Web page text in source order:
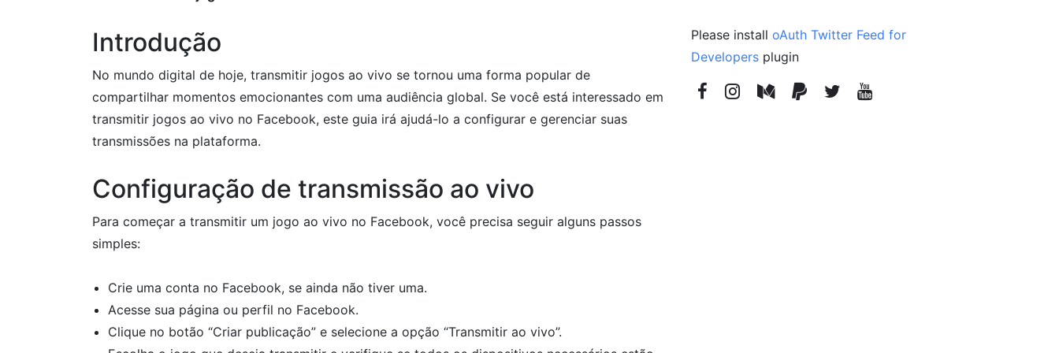
Introdução
No mundo digital de hoje, transmitir jogos ao vivo se tornou uma forma popular de
compartilhar momentos emocionantes com uma audiência global. Se você está interessado em
transmitir jogos ao vivo no Facebook, este guia irá ajudá-lo a configurar e gerenciar suas
transmissões na plataforma.
Configuração de transmissão ao vivo
Para começar a transmitir um jogo ao vivo no Facebook, você precisa seguir alguns passos
simples:
Crie uma conta no Facebook, se ainda não tiver uma.
Acesse sua página ou perfil no Facebook.
Clique no botão “Criar publicação” e selecione a opção “Transmitir ao vivo”.
Please install oAuth Twitter Feed for
Developers plugin